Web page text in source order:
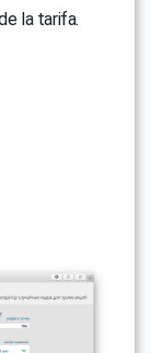
la tarifa.